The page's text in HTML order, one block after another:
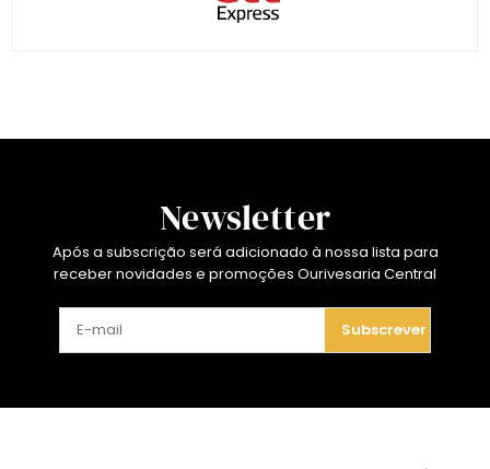
Newsletter
Após a subscrição será adicionado à nossa lista para
receber novidades e promoções Ourivesaria Central
Subscrever